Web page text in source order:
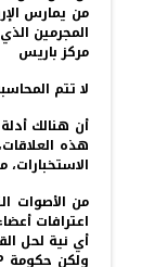
من يمارس
المجرمين
مركز باريس
لا تتم
أن هنالك
من الأصوات